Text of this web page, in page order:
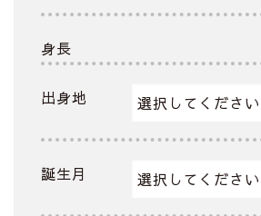
身長
出身地
誕生月